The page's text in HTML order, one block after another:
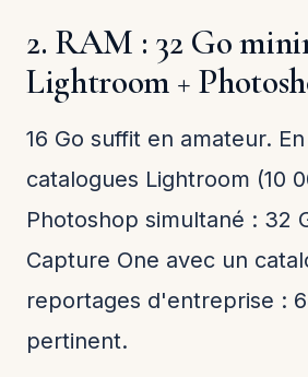
2. RAM : 32 Go
Lightroom +
16 Go suffit en amateur.
catalogues Lightroom (10
Photoshop simultané : 32
Capture One avec un
reportages d'entreprise :
pertinent.